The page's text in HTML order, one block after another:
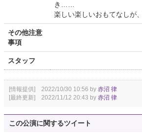
き……
楽しい楽しいおもてなしが
その他注意
事項
スタッフ
[情報提供] 2022/10/30 10:56 by 赤沼 律
[最終更新] 2022/11/12 20:43 by 赤沼 律
この公演に関するツイート